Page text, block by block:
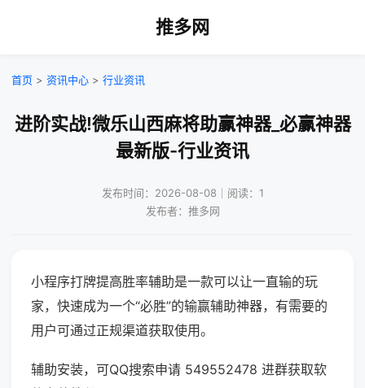
推多网
首页 > 资讯中心 > 行业资讯
进阶实战!微乐山西麻将助赢神器_必赢神器
最新版-行业资讯
发布时间：2026-08-08｜阅读：1
发布者：推多网
小程序打牌提高胜率辅助是一款可以让一直输的玩
家，快速成为一个“必胜”的输赢辅助神器，有需要的
用户可通过正规渠道获取使用。
辅助安装，可QQ搜索申请 549552478 进群获取软